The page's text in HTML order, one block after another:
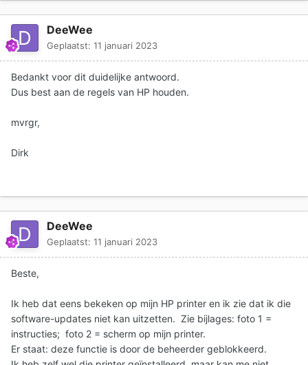
DeeWee
Geplaatst: 11 januari 2023
Bedankt voor dit duidelijke antwoord.
Dus best aan de regels van HP houden.
mvrgr,
Dirk
DeeWee
Geplaatst: 11 januari 2023
Beste,
Ik heb dat eens bekeken op mijn HP printer en ik zie dat ik die
software-updates niet kan uitzetten. Zie bijlages: foto 1 =
instructies; foto 2 = scherm op mijn printer.
Er staat: deze functie is door de beheerder geblokkeerd.